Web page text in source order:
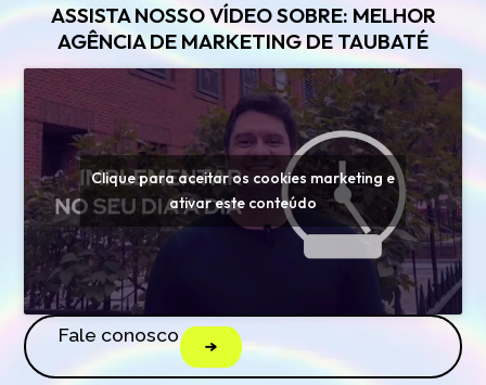
ASSISTA NOSSO VÍDEO SOBRE: MELHOR
AGÊNCIA DE MARKETING DE TAUBATÉ
Clique para aceitar os cookies marketing e
ativar este conteúdo
Fale conosco